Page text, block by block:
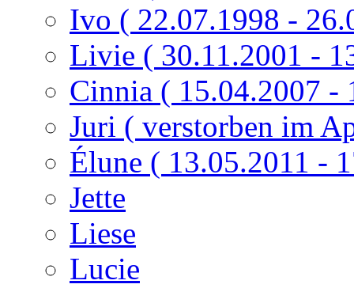
Ivo ( 22.07.1998 -
Livie ( 30.11.2001 -
Cinnia ( 15.04.2007 -
Juri ( verstorben im
Élune ( 13.05.2011 -
Jette
Liese
Lucie